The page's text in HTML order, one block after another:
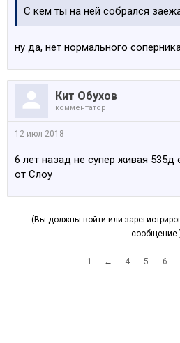
С кем ты на ней собрался
ну да, нет нормального
Кит Обухов
комментатор
12 июл 2018
6 лет назад не супер живая 535д
от Слоу
(Вы должны войти или
1 ← 4 5 6